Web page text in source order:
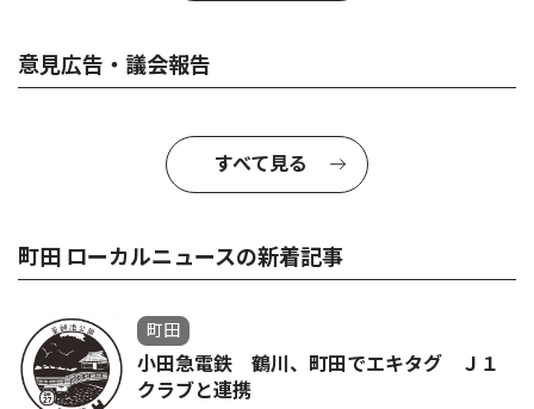
意見広告・議会報告
すべて見る
町田 ローカルニュースの新着記事
町田
小田急電鉄 鶴川、町田でエキタグ Ｊ１
クラブと連携